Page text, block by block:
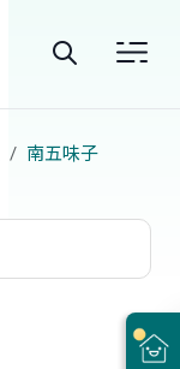
站
尋
南五味子